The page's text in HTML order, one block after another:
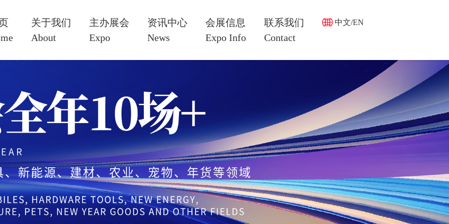
关于我们
About
主办展会
Expo
资讯中心
News
会展信息
Expo Info
联系我们
Contact
中文/EN